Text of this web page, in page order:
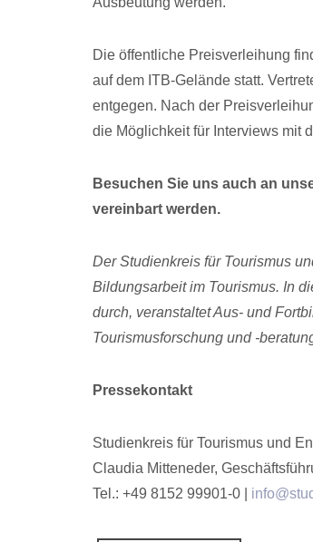
Die öffentliche Preisverleihung
auf dem ITB-Gelände statt.
entgegen. Nach der
die Möglichkeit für Interviews mit
Besuchen Sie uns auch an
vereinbart werden.
Der Studienkreis für Tourismus
Bildungsarbeit im Tourismus. In
durch, veranstaltet Aus- und
Tourismusforschung und -
Pressekontakt
Studienkreis für Tourismus und
Claudia Mitteneder,
Tel.: +49 8152 99901-0 |